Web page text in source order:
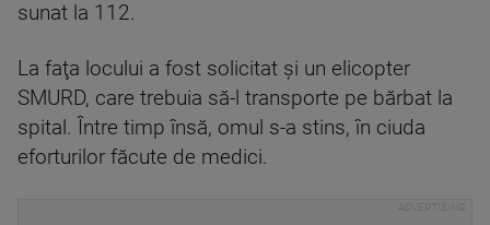
sunat la 112.
La faţa locului a fost solicitat şi un elicopter
SMURD, care trebuia să-l transporte pe bărbat la
spital. Între timp însă, omul s-a stins, în ciuda
eforturilor făcute de medici.